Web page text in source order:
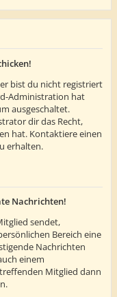
bist du nicht registriert
Administration hat
ausgeschaltet.
dir das Recht,
hat. Kontaktiere einen
erhalten.
Nachrichten!
sendet,
Bereich eine
Nachrichten
einem
Mitglied dann